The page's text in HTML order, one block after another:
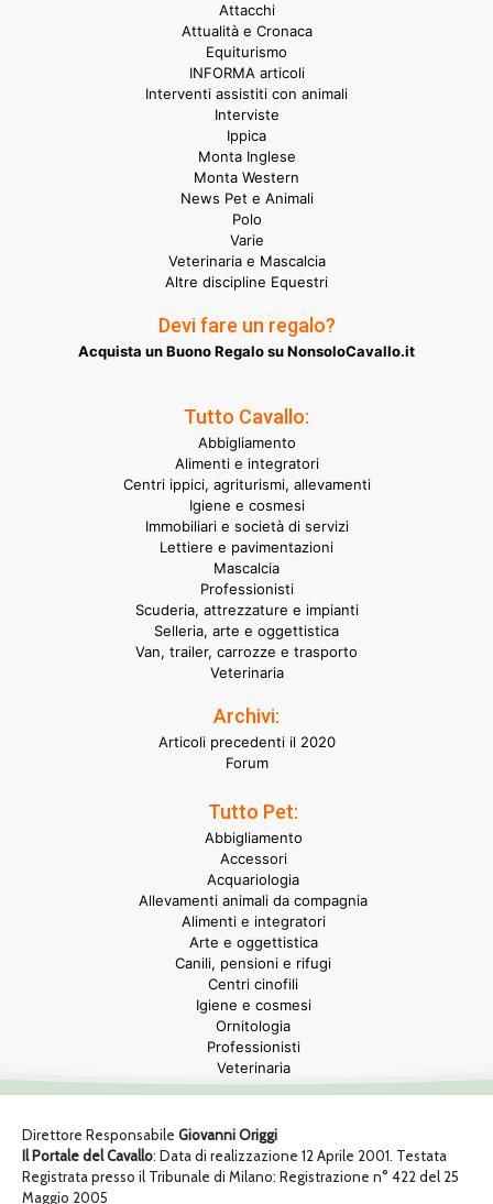
Attacchi
Attualità e Cronaca
Equiturismo
INFORMA articoli
Interventi assistiti con animali
Interviste
Ippica
Monta Inglese
Monta Western
News Pet e Animali
Polo
Varie
Veterinaria e Mascalcia
Altre discipline Equestri
Devi fare un regalo?
Acquista un Buono Regalo su NonsoloCavallo.it
Tutto Cavallo:
Abbigliamento
Alimenti e integratori
Centri ippici, agriturismi, allevamenti
Igiene e cosmesi
Immobiliari e società di servizi
Lettiere e pavimentazioni
Mascalcia
Professionisti
Scuderia, attrezzature e impianti
Selleria, arte e oggettistica
Van, trailer, carrozze e trasporto
Veterinaria
Archivi:
Articoli precedenti il 2020
Forum
Tutto Pet:
Abbigliamento
Accessori
Acquariologia
Allevamenti animali da compagnia
Alimenti e integratori
Arte e oggettistica
Canili, pensioni e rifugi
Centri cinofili
Igiene e cosmesi
Ornitologia
Professionisti
Veterinaria
Direttore Responsabile Giovanni Origgi
Il Portale del Cavallo: Data di realizzazione 12 Aprile 2001. Testata
Registrata presso il Tribunale di Milano: Registrazione n° 422 del 25
Maggio 2005